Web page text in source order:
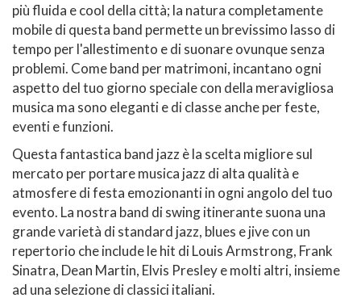
più fluida e cool della città; la natura completamente
mobile di questa band permette un brevissimo lasso di
tempo per l'allestimento e di suonare ovunque senza
problemi. Come band per matrimoni, incantano ogni
aspetto del tuo giorno speciale con della meravigliosa
musica ma sono eleganti e di classe anche per feste,
eventi e funzioni.
Questa fantastica band jazz è la scelta migliore sul
mercato per portare musica jazz di alta qualità e
atmosfere di festa emozionanti in ogni angolo del tuo
evento. La nostra band di swing itinerante suona una
grande varietà di standard jazz, blues e jive con un
repertorio che include le hit di Louis Armstrong, Frank
Sinatra, Dean Martin, Elvis Presley e molti altri, insieme
ad una selezione di classici italiani.